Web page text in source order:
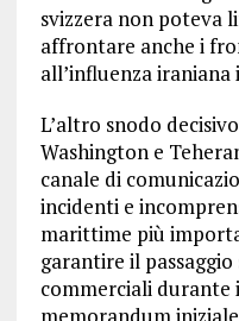
svizzera non poteva
affrontare anche i
all’influenza
L’altro snodo
Washington e
canale di
incidenti e
marittime più
garantire il
commerciali durante
memorandum iniziale.